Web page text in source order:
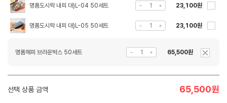
명품도시락 내피 대)L-04 50세트 23,100원
명품도시락 내피 대)L-05 50세트 23,100원
명품해피 브라운박스 50세트 65,500원
선택 상품 금액 65,500원